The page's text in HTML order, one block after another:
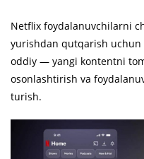
Netflix foydalanuvchilarni
yurishdan qutqarish uchun
oddiy — yangi kontentni
osonlashtirish va
turish.